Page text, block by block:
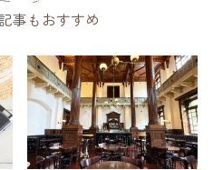
事もおすすめ